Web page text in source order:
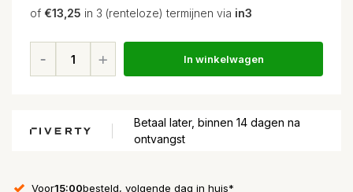
of €13,25 in 3 (renteloze) termijnen via in3
In winkelwagen
Betaal later, binnen 14 dagen na
ontvangst
Voor15:00besteld, volgende dag in huis*